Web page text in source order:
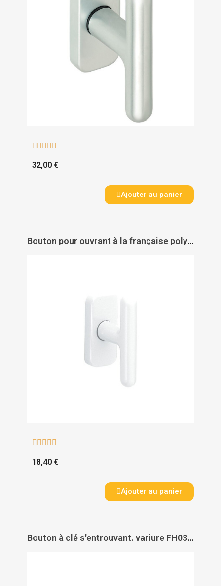
    
32,00 €
Ajouter au panier
Bouton pour ouvrant à la française polyamide Ligne Arcolor - VACHETTE ASSA ABLOY
    
18,40 €
Ajouter au panier
Bouton à clé s'entrouvant. variure FH030 pour fenêtre - MAP INDUSTRIES